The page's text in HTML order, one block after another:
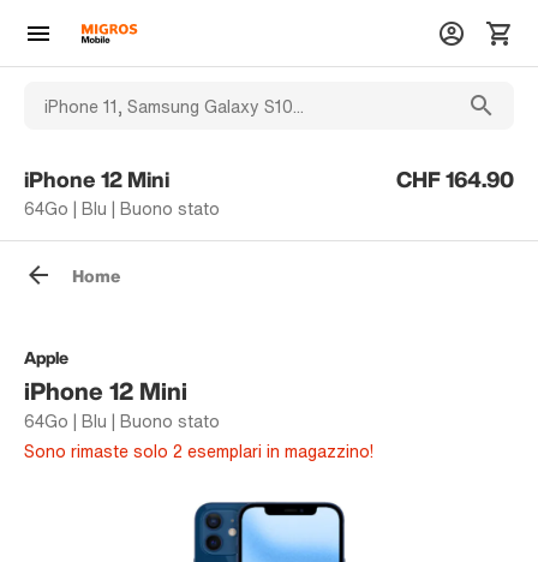
iPhone 12 Mini
64Go | Blu | Buono stato
CHF 164.90
Home
Apple
iPhone 12 Mini
64Go | Blu | Buono stato
Sono rimaste solo 2 esemplari in magazzino!